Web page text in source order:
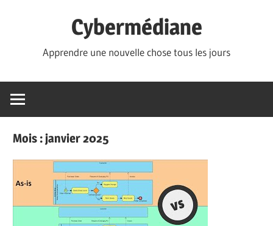
Cybermédiane
Apprendre une nouvelle chose tous les jours
Mois :janvier 2025